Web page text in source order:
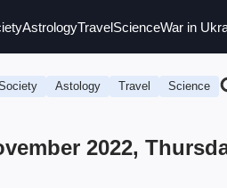
AstrologyTravelScienceWar in
Astology Travel Science
2022,